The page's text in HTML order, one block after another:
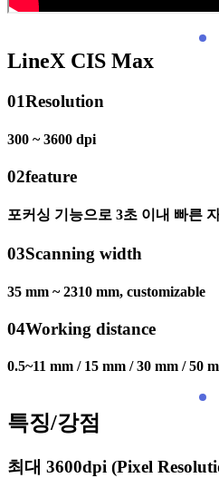
LineX CIS Max
01Resolution
300 ~ 3600 dpi
02feature
포커싱 기능으로 3초 이내 빠른
03Scanning width
35 mm ~ 2310 mm, customizable
04Working distance
0.5~11 mm / 15 mm / 30 mm / 50
특징/강점
최대 3600dpi (Pixel